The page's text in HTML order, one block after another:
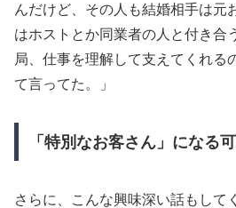
んだけど、その人も結婚相手は元
はホストとか同業者の人と付き合
局、仕事を理解して支えてくれる
て言ってた。」
「特別なお客さん」になる
さらに、こんな興味深い話もして